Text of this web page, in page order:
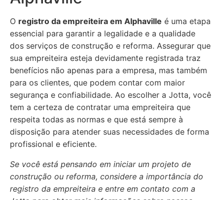
O registro da empreiteira em Alphaville é uma etapa
essencial para garantir a legalidade e a qualidade
dos serviços de construção e reforma. Assegurar que
sua empreiteira esteja devidamente registrada traz
benefícios não apenas para a empresa, mas também
para os clientes, que podem contar com maior
segurança e confiabilidade. Ao escolher a Jotta, você
tem a certeza de contratar uma empreiteira que
respeita todas as normas e que está sempre à
disposição para atender suas necessidades de forma
profissional e eficiente.
Se você está pensando em iniciar um projeto de
construção ou reforma, considere a importância do
registro da empreiteira e entre em contato com a